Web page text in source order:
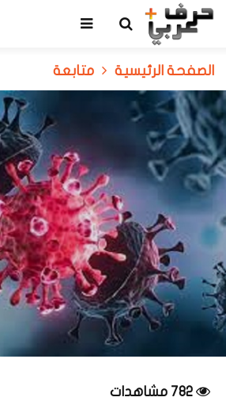
الصفحة الرئيسية متابعة